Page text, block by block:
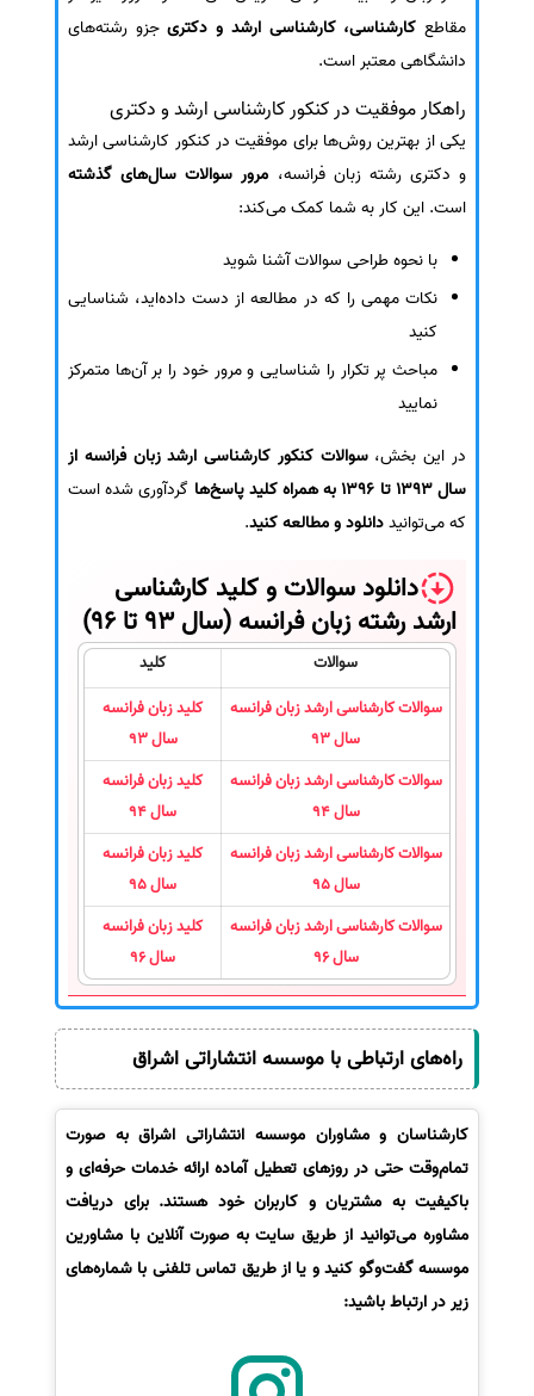
مقاطع کارشناسی، کارشناسی ارشد و دکتریجزو رشته‌های
دانشگاهی معتبر است.
راهکار موفقیت در کنکور کارشناسی ارشد و دکتری
یکی از بهترین روش‌ها برای موفقیت در کنکور کارشناسی ارشد
و دکتری رشته زبان فرانسه، مرور سوالات سال‌های گذشته
است. این کار به شما کمک می‌کند:
با نحوه طراحی سوالات آشنا شوید
نکات مهمی را که در مطالعه از دست داده‌اید، شناسایی
کنید
مباحث پر تکرار را شناسایی و مرور خود را بر آن‌ها متمرکز
نمایید
در این بخش،سوالات کنکور کارشناسی ارشد زبان فرانسه از
سال 1393 تا 1396 به همراه کلید پاسخ‌ها
گردآوری شده است
که می‌توانیددانلود و مطالعه کنید.
دانلود سوالات و کلید کارشناسی
ارشد رشته زبان فرانسه (سال 93 تا 96)
سوالات
کلید
سوالات کارشناسی ارشد زبان فرانسه
سال 93
کلید زبان فرانسه
سال 93
سوالات کارشناسی ارشد زبان فرانسه
سال 94
کلید زبان فرانسه
سال 94
سوالات کارشناسی ارشد زبان فرانسه
سال 95
کلید زبان فرانسه
سال 95
سوالات کارشناسی ارشد زبان فرانسه
سال 96
کلید زبان فرانسه
سال 96
راه‌های ارتباطی با موسسه انتشاراتی اشراق
کارشناسان و مشاوران موسسه انتشاراتی اشراق به صورت
تمام‌وقت حتی در روزهای تعطیل آماده ارائه خدمات حرفه‌ای و
باکیفیت به مشتریان و کاربران خود هستند. برای دریافت
مشاوره می‌توانید از طریق سایت به صورت آنلاین با مشاورین
موسسه گفت‌وگو کنید و یا از طریق تماس تلفنی با شماره‌های
زیر در ارتباط باشید: